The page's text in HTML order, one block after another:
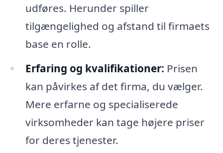
udføres. Herunder spiller
tilgængelighed og afstand til firmaets
base en rolle.
Erfaring og kvalifikationer: Prisen
kan påvirkes af det firma, du vælger.
Mere erfarne og specialiserede
virksomheder kan tage højere priser
for deres tjenester.